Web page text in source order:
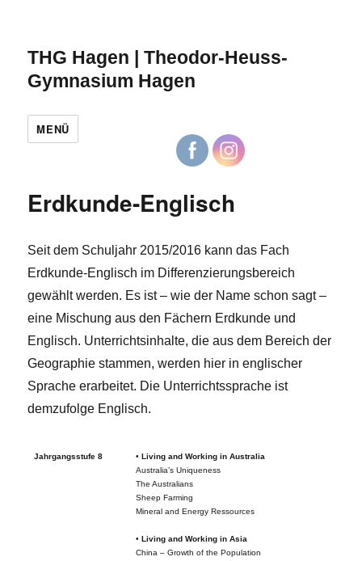
THG Hagen | Theodor-Heuss-
Gymnasium Hagen
MENÜ
Erdkunde-Englisch
Seit dem Schuljahr 2015/2016 kann das Fach
Erdkunde-Englisch im Differenzierungsbereich
gewählt werden. Es ist – wie der Name schon sagt –
eine Mischung aus den Fächern Erdkunde und
Englisch. Unterrichtsinhalte, die aus dem Bereich der
Geographie stammen, werden hier in englischer
Sprache erarbeitet. Die Unterrichtssprache ist
demzufolge Englisch.
Jahrgangsstufe 8 •Living and Working in Australia
Australia’s Uniqueness
The Australians
Sheep Farming
Mineral and Energy Ressources
•Living and Working in Asia
China – Growth of the Population